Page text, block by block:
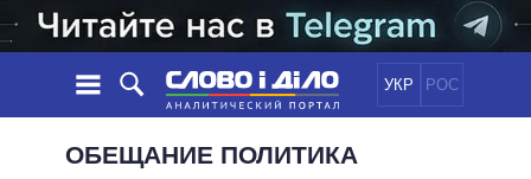
УКР РОС
НОВОСТИ
ОБЕЩАНИЕ ПОЛИТИКА